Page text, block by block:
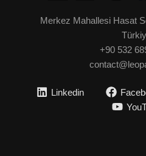
Merkez Mahallesi Hasat
+90 532
Linkedin